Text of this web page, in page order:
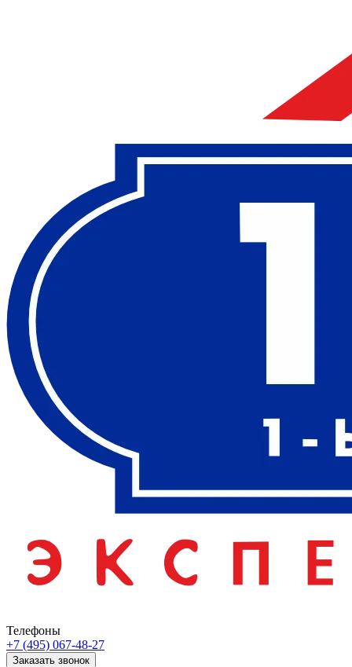
Телефоны
+7 (495) 067-48-27
Заказать звонок